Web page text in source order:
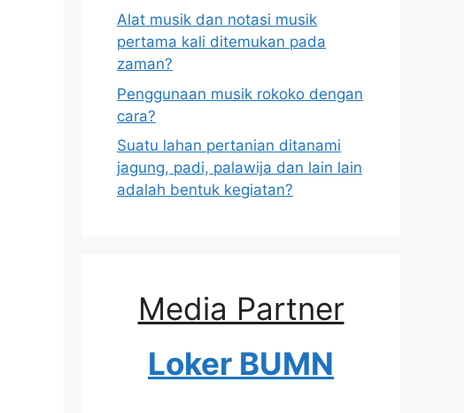
Alat musik dan notasi musik
pertama kali ditemukan pada
zaman?
Penggunaan musik rokoko dengan
cara?
Suatu lahan pertanian ditanami
jagung, padi, palawija dan lain lain
adalah bentuk kegiatan?
Media Partner
Loker BUMN